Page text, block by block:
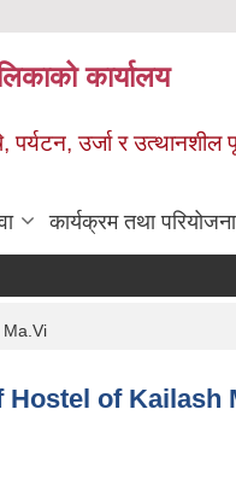
कार्यालय
उर्जा र उत्थानशील
कार्यक्रम तथा परियोजना
of Kailash